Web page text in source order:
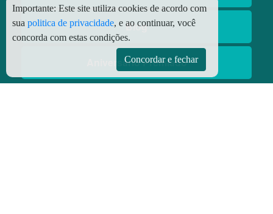
Blog
Aniversário Premiado
Importante: Este site utiliza cookies de acordo com
sua politica de privacidade, e ao continuar, você
concorda com estas condições.
Concordar e fechar